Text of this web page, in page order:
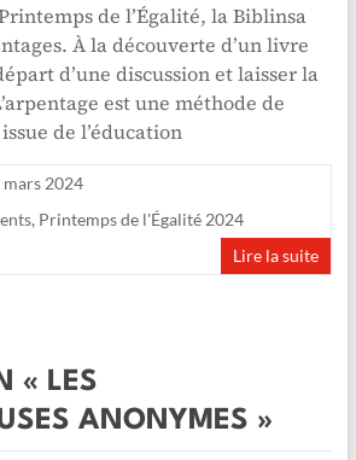
de l’Égalité, la Biblinsa
À la découverte d’un livre
d’une discussion et laisser la
est une méthode de
de l’éducation
mars 2024
, Printemps de l'Égalité 2024
Lire la suite
« LES
ANONYMES »